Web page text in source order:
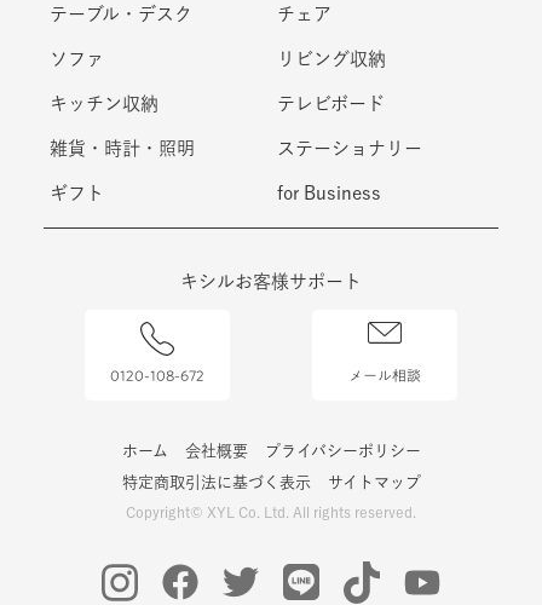
テーブル・デスク チェア
ソファ リビング収納
キッチン収納 テレビボード
雑貨・時計・照明 ステーショナリー
ギフト for Business
キシルお客様サポート
0120-108-672 メール相談
ホーム 会社概要
プライバシーポリシー
特定商取引法に基づく表示
サイトマップ
Copyright© XYL Co. Ltd. All rights reserved.